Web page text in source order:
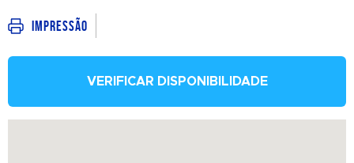
Impressão
VERIFICAR DISPONIBILIDADE